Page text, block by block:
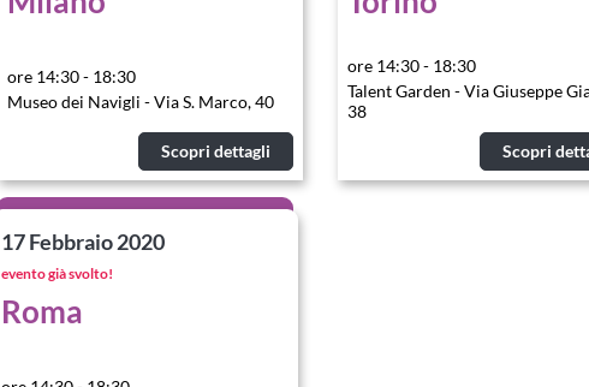
ore 14:30 - 18:30
Museo dei Navigli - Via S. Marco, 40
Scopri dettagli
ore 14:30 - 18:30
Talent Garden - Via Giuseppe
38
Scopri
17 Febbraio 2020
evento già svolto!
Roma